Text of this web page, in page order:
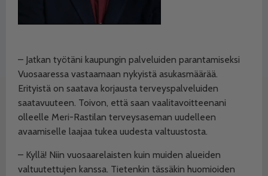
– Jatkan työtäni kaupungin palveluiden parantamiseksi
Vuosaaressa vastaamaan nykyistä asukasmäärää.
Erityistä on saatava korjausta terveyspalveluiden
saatavuuteen. Toivon, että saan vaalitavoitteenani
olleelle Meri-Rastilan terveysaseman uudelleen
avaamiselle laajaa tukea uudesta valtuustosta.
– Kyllä! Niin vuosaarelaisten kuin muiden alueiden
valtuutettujen kanssa. Tietenkin tässäkin huomioiden